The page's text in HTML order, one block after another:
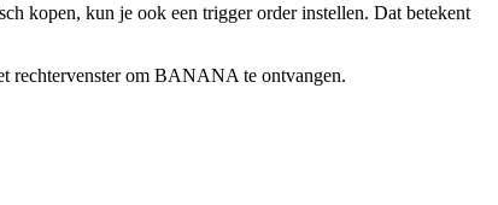
kopen, kun je ook een trigger order instellen. Dat betekent
rechtervenster om BANANA te ontvangen.